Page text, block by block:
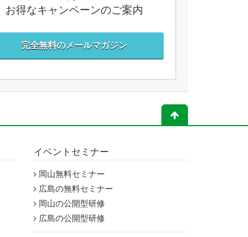
お得なキャンペーンのご案内
完全無料のメールマガジン
イベントセミナー
岡山無料セミナー
広島の無料セミナー
岡山の公開型研修
広島の公開型研修